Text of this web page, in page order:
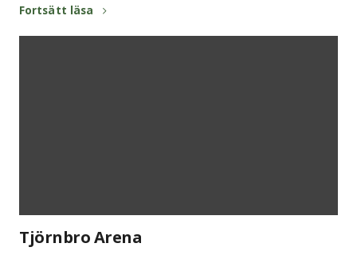
Fortsätt läsa
Tjörnbro Arena